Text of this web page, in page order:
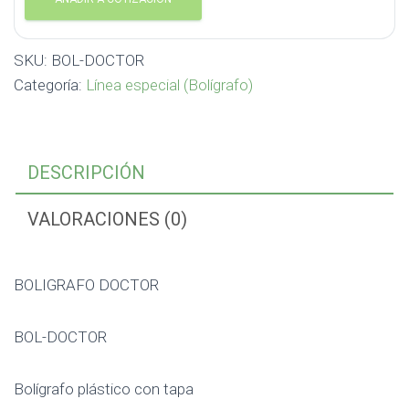
SKU: BOL-DOCTOR
Categoría: Línea especial (Bolígrafo)
DESCRIPCIÓN
VALORACIONES (0)
BOLIGRAFO DOCTOR
BOL-DOCTOR
Bolígrafo plástico con tapa